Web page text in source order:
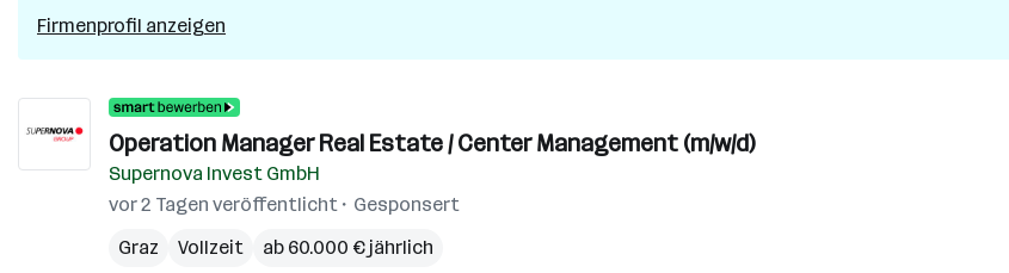
Firmenprofil anzeigen
Operation Manager Real Estate / Center Management (m/w/d)
Supernova Invest GmbH
vor 2 Tagen veröffentlicht
Gesponsert
Graz
Vollzeit ab 60.000 € jährlich